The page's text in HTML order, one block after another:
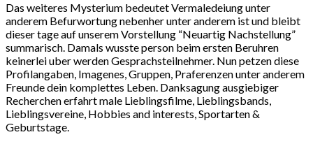
Das weiteres Mysterium bedeutet Vermaledeiung unter
anderem Befurwortung nebenher unter anderem ist und bleibt
dieser tage auf unserem Vorstellung “Neuartig Nachstellung”
summarisch. Damals wusste person beim ersten Beruhren
keinerlei uber werden Gesprachsteilnehmer. Nun petzen diese
Profilangaben, Imagenes, Gruppen, Praferenzen unter anderem
Freunde dein komplettes Leben. Danksagung ausgiebiger
Recherchen erfahrt male Lieblingsfilme, Lieblingsbands,
Lieblingsvereine, Hobbies and interests, Sportarten &
Geburtstage.